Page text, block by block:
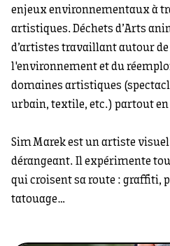
enjeux environnementaux à
artistiques. Déchets d’Arts
d’artistes travaillant autour de
l'environnement et du
domaines artistiques
urbain, textile, etc.) partout en
Sim Marek est un artiste
dérangeant. Il expérimente
qui croisent sa route : graffiti,
tatouage…